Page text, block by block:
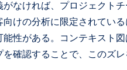
がなければ、プロジェクト
向けの分析に限定されてい
性がある。コンテキスト
確認することで、このズレ